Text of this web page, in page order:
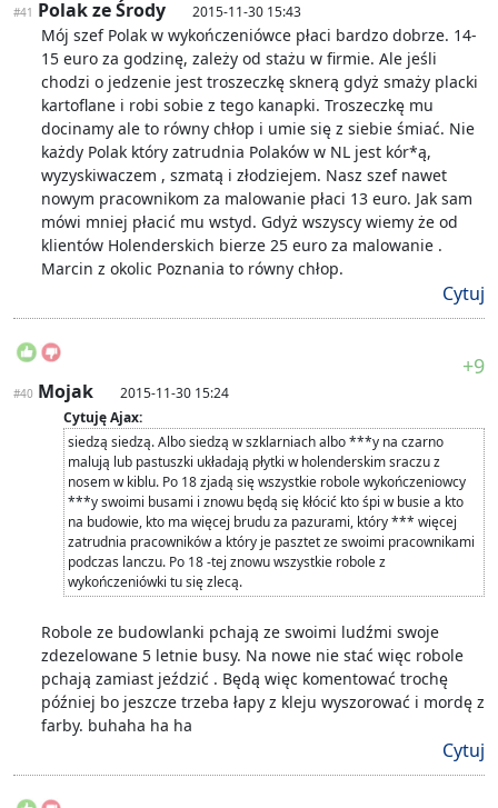
#41 Polak ze Środy 2015-11-30 15:43
Mój szef Polak w wykończeniówce płaci bardzo dobrze. 14-
15 euro za godzinę, zależy od stażu w firmie. Ale jeśli
chodzi o jedzenie jest troszeczkę sknerą gdyż smaży placki
kartoflane i robi sobie z tego kanapki. Troszeczkę mu
docinamy ale to równy chłop i umie się z siebie śmiać. Nie
każdy Polak który zatrudnia Polaków w NL jest kór*ą,
wyzyskiwaczem , szmatą i złodziejem. Nasz szef nawet
nowym pracownikom za malowanie płaci 13 euro. Jak sam
mówi mniej płacić mu wstyd. Gdyż wszyscy wiemy że od
klientów Holenderskich bierze 25 euro za malowanie .
Marcin z okolic Poznania to równy chłop.
Cytuj
+9
#40 Mojak
2015-11-30 15:24
Cytuję Ajax:
siedzą siedzą. Albo siedzą w szklarniach albo ***y na czarno
malują lub pastuszki układają płytki w holenderskim sraczu z
nosem w kiblu. Po 18 zjadą się wszystkie robole wykończeniowcy
***y swoimi busami i znowu będą się kłócić kto śpi w busie a kto
na budowie, kto ma więcej brudu za pazurami, który *** więcej
zatrudnia pracowników a który je pasztet ze swoimi pracownikami
podczas lanczu. Po 18 -tej znowu wszystkie robole z
wykończeniówki tu się zlecą.
Robole ze budowlanki pchają ze swoimi ludźmi swoje
zdezelowane 5 letnie busy. Na nowe nie stać więc robole
pchają zamiast jeździć . Będą więc komentować trochę
później bo jeszcze trzeba łapy z kleju wyszorować i mordę z
farby. buhaha ha ha
Cytuj